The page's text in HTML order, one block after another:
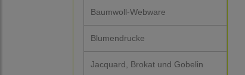
Baumwoll-Webware
Blumendrucke
Jacquard, Brokat und Gobelin